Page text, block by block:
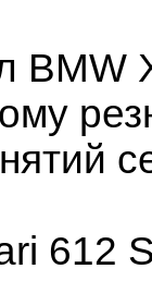
BMW
612